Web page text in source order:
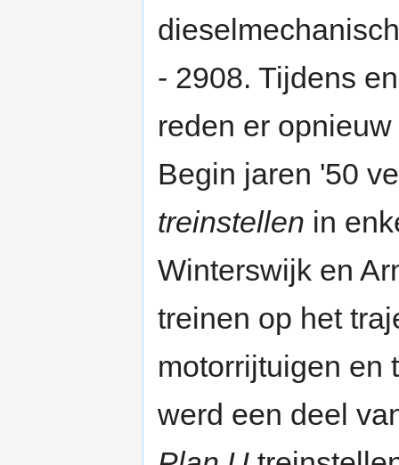
- 2908. Tijdens
reden er
Begin jaren '50
treinstellen in
Winterswijk en
treinen op het
motorrijtuigen en
werd een deel